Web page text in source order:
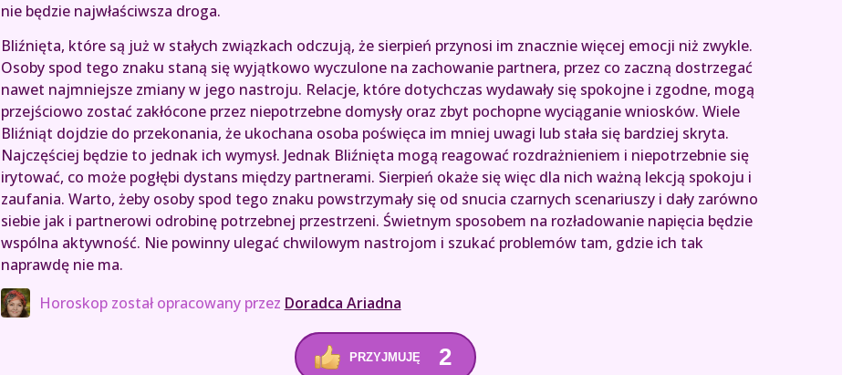
nie będzie najwłaściwsza droga.
Bliźnięta, które są już w stałych związkach odczują, że sierpień przynosi im znacznie więcej emocji niż zwykle.
Osoby spod tego znaku staną się wyjątkowo wyczulone na zachowanie partnera, przez co zaczną dostrzegać
nawet najmniejsze zmiany w jego nastroju. Relacje, które dotychczas wydawały się spokojne i zgodne, mogą
przejściowo zostać zakłócone przez niepotrzebne domysły oraz zbyt pochopne wyciąganie wniosków. Wiele
Bliźniąt dojdzie do przekonania, że ukochana osoba poświęca im mniej uwagi lub stała się bardziej skryta.
Najczęściej będzie to jednak ich wymysł. Jednak Bliźnięta mogą reagować rozdrażnieniem i niepotrzebnie się
irytować, co może pogłębi dystans między partnerami. Sierpień okaże się więc dla nich ważną lekcją spokoju i
zaufania. Warto, żeby osoby spod tego znaku powstrzymały się od snucia czarnych scenariuszy i dały zarówno
siebie jak i partnerowi odrobinę potrzebnej przestrzeni. Świetnym sposobem na rozładowanie napięcia będzie
wspólna aktywność. Nie powinny ulegać chwilowym nastrojom i szukać problemów tam, gdzie ich tak
naprawdę nie ma.
Horoskop został opracowany przez Doradca Ariadna
PRZYJMUJĘ 2